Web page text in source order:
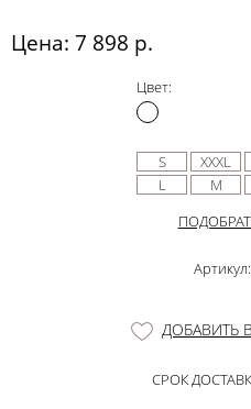
Цена: 7 898 р.
Цвет:
S XXXL
L
M
ДОБАВИТЬ
СРОК